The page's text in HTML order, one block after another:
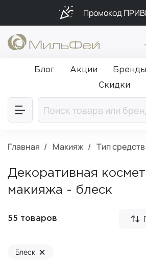
Промокод
Бесплатная доставка
Подарки в каждый
Блог Акции Бренды
Скидки
Главная Макияж Тип
Декоративная
макияжа - блеск
55 товаров
Блеск ×